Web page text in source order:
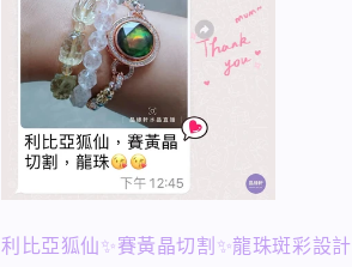
利比亞狐仙✨賽黃晶切割✨龍珠斑彩設計